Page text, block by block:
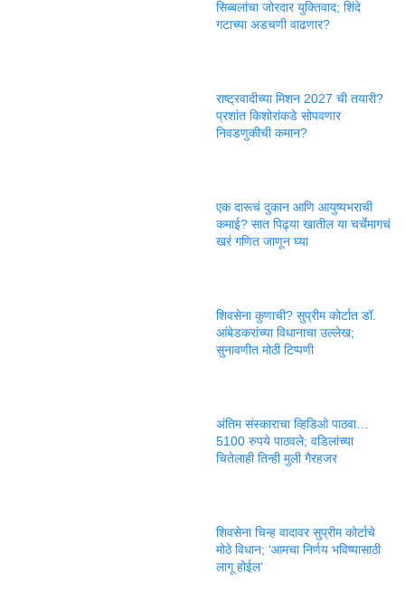
सिब्बलांचा जोरदार युक्तिवाद; शिंदे
गटाच्या अडचणी वाढणार?
राष्ट्रवादीच्या मिशन 2027 ची तयारी?
प्रशांत किशोरांकडे सोपवणार
निवडणुकीची कमान?
एक दारूचं दुकान आणि आयुष्यभराची
कमाई? सात पिढ्या खातील या चर्चेमागचं
खरं गणित जाणून घ्या
शिवसेना कुणाची? सुप्रीम कोर्टात डॉ.
आंबेडकरांच्या विधानाचा उल्लेख;
सुनावणीत मोठी टिप्पणी
अंतिम संस्काराचा व्हिडिओ पाठवा…
5100 रुपये पाठवले; वडिलांच्या
चितेलाही तिन्ही मुली गैरहजर
शिवसेना चिन्ह वादावर सुप्रीम कोर्टाचे
मोठे विधान; ‘आमचा निर्णय भविष्यासाठी
लागू होईल’